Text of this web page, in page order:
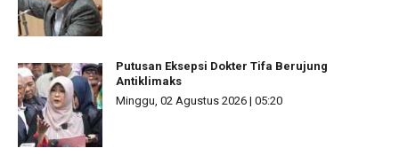
Putusan Eksepsi Dokter Tifa Berujung
Antiklimaks
Minggu, 02 Agustus 2026 | 05:20